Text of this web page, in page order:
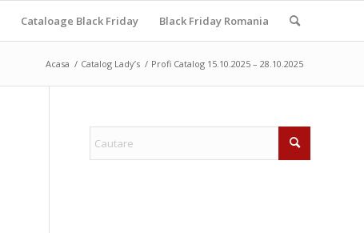
Cataloage Black Friday Black Friday Romania
Acasa / Catalog Lady’s / Profi Catalog 15.10.2025 – 28.10.2025